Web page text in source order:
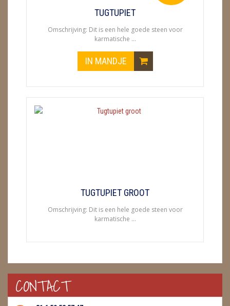
HANGERS
RUWE STENEN
SPECIALE STUKKEN
TELEFOON KOORDEN
TUGTUPIET
Omschrijving: Dit is een hele goede steen voor
karmatische ...
IN MANDJE
TUGTUPIET GROOT
Omschrijving: Dit is een hele goede steen voor
karmatische ...
CONTACT